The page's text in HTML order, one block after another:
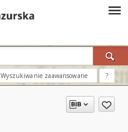
Wyszukiwanie zaawansowane ?